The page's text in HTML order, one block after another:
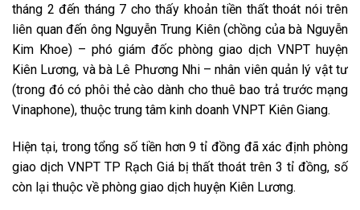
tháng 2 đến tháng 7 cho thấy khoản tiền thất thoát nói trên
liên quan đến ông Nguyễn Trung Kiên (chồng của bà Nguyễn
Kim Khoe) – phó giám đốc phòng giao dịch VNPT huyện
Kiên Lương, và bà Lê Phương Nhi – nhân viên quản lý vật tư
(trong đó có phôi thẻ cào dành cho thuê bao trả trước mạng
Vinaphone), thuộc trung tâm kinh doanh VNPT Kiên Giang.
Hiện tại, trong tổng số tiền hơn 9 tỉ đồng đã xác định phòng
giao dịch VNPT TP Rạch Giá bị thất thoát trên 3 tỉ đồng, số
còn lại thuộc về phòng giao dịch huyện Kiên Lương.